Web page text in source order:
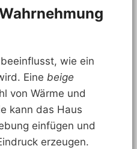
wie ein
Eine beige
von Wärme und
kann das Haus
einfügen und
erzeugen.